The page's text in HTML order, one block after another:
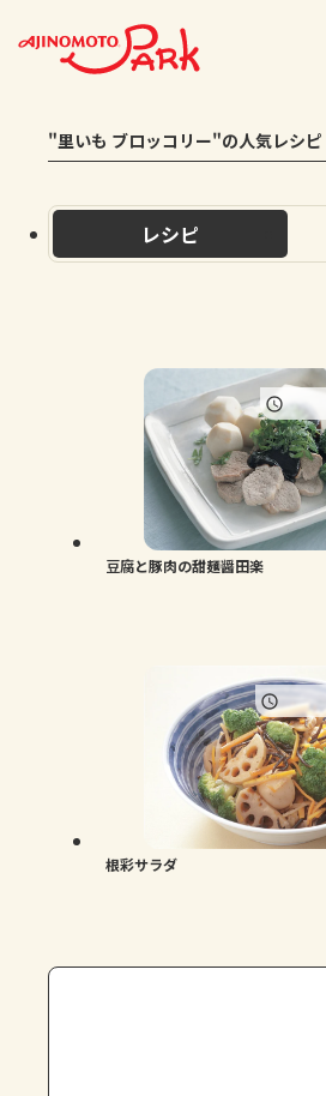
"里いも ブロッコリー"の人気レシピ
レシピ
豆腐と豚肉の甜麺醤田楽
根彩サラダ